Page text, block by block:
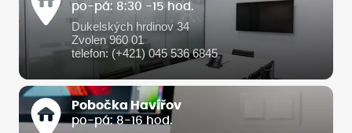
po-pá: 8:30 -15 hod.
Dukelských hrdinov 34
Zvolen 960 01
telefon: (+421) 045 536 6845
Pobočka Havířov
po-pá: 8-16 hod.